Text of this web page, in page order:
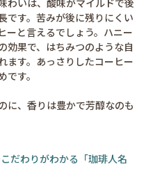
わいは、酸味がマイルドで後
です。苦みが後に残りにくい
ーと言えるでしょう。ハニー
効果で、はちみつのような自
ます。あっさりしたコーヒー
す。
に、香りは豊かで芳醇なのも
だわりがわかる「珈琲人名